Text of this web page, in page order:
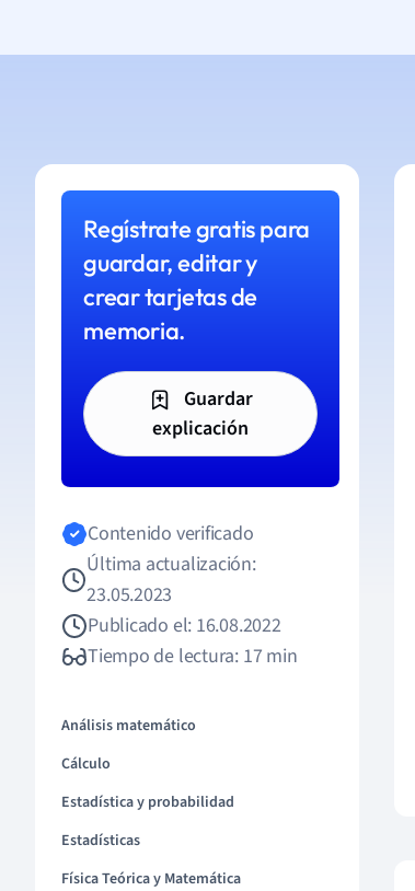
Regístrate gratis para
guardar, editar y
crear tarjetas de
memoria.
Guardar
explicación
Contenido verificado
Última actualización:
23.05.2023
Publicado el: 16.08.2022
Tiempo de lectura: 17 min
Análisis matemático
Cálculo
Estadística y probabilidad
Estadísticas
Física Teórica y Matemática